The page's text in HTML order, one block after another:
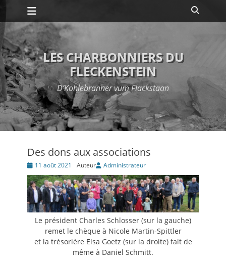
Passer
au
contenu
Premier menu
LES CHARBONNIERS DU
FLECKENSTEIN
D’Kohlebranner vum Flackstaan
Des dons aux associations
Posté
le
11 août 2021 Auteur Administrateur
Le président Charles Schlosser (sur la gauche)
remet le chèque à Nicole Martin-Spittler
et la trésorière Elsa Goetz (sur la droite) fait de
même à Daniel Schmitt.